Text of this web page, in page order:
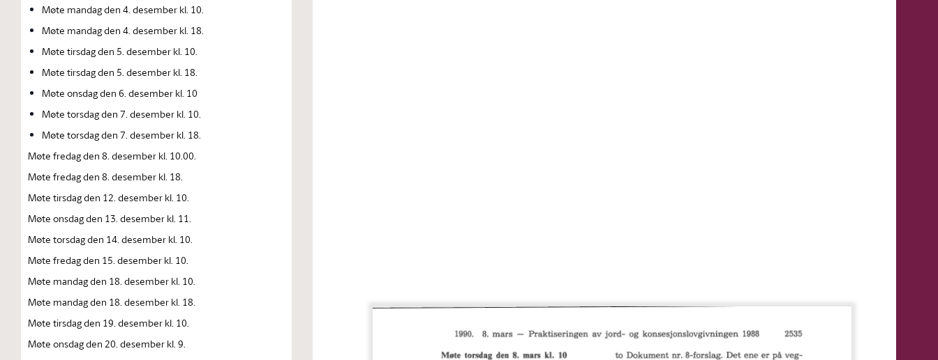
Møte mandag den 4. desember kl. 10.
Møte mandag den 4. desember kl. 18.
Møte tirsdag den 5. desember kl. 10.
Møte tirsdag den 5. desember kl. 18.
Møte onsdag den 6. desember kl. 10
Møte torsdag den 7. desember kl. 10.
Møte torsdag den 7. desember kl. 18.
Møte fredag den 8. desember kl. 10.00.
Møte fredag den 8. desember kl. 18.
Møte tirsdag den 12. desember kl. 10.
Møte onsdag den 13. desember kl. 11.
Møte torsdag den 14. desember kl. 10.
Møte fredag den 15. desember kl. 10.
Møte mandag den 18. desember kl. 10.
Møte mandag den 18. desember kl. 18.
Møte tirsdag den 19. desember kl. 10.
Møte onsdag den 20. desember kl. 9.